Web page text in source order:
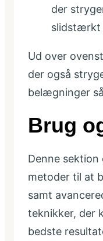
der
Ud over
der også
belægninger
Brug
Denne
metoder til at
samt
teknikker, der
bedste